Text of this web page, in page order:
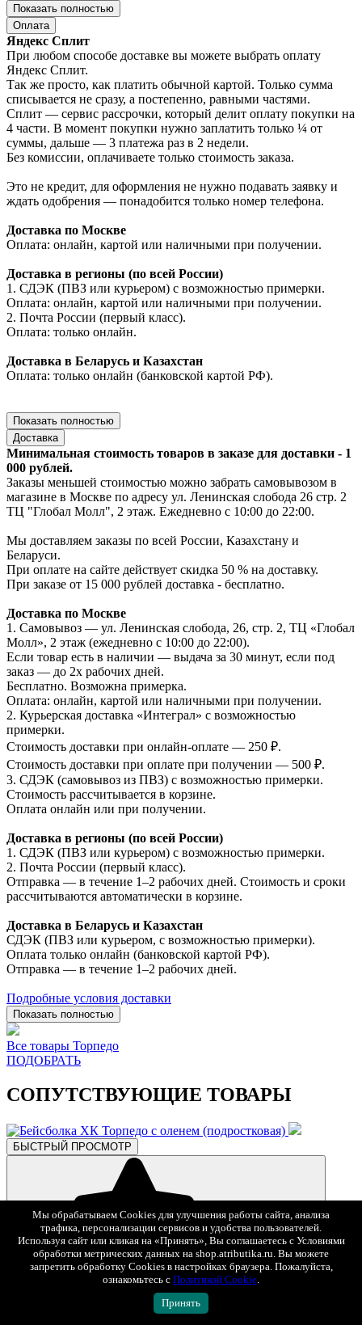
Показать полностью
Оплата
Яндекс Сплит
При любом способе доставке вы можете выбрать оплату
Яндекс Сплит.
Так же просто, как платить обычной картой. Только сумма
списывается не сразу, а постепенно, равными частями.
Сплит — сервис рассрочки, который делит оплату покупки на
4 части. В момент покупки нужно заплатить только ¼ от
суммы, дальше — 3 платежа раз в 2 недели.
Без комиссии, оплачиваете только стоимость заказа.
Это не кредит, для оформления не нужно подавать заявку и
ждать одобрения — понадобится только номер телефона.
Доставка по Москве
Оплата: онлайн, картой или наличными при получении.
Доставка в регионы (по всей России)
1. СДЭК (ПВЗ или курьером) с возможностью примерки.
Оплата: онлайн, картой или наличными при получении.
2. Почта России (первый класс).
Оплата: только онлайн.
Доставка в Беларусь и Казахстан
Оплата: только онлайн (банковской картой РФ).
Показать полностью
Доставка
Минимальная стоимость товаров в заказе для доставки - 1
000 рублей.
Заказы меньшей стоимостью можно забрать самовывозом в
магазине в Москве по адресу ул. Ленинская слобода 26 стр. 2
ТЦ "Глобал Молл", 2 этаж. Ежедневно с 10:00 до 22:00.
Мы доставляем заказы по всей России, Казахстану и
Беларуси.
При оплате на сайте действует скидка 50 % на доставку.
При заказе от 15 000 рублей доставка - бесплатно.
Доставка по Москве
1. Самовывоз — ул. Ленинская слобода, 26, стр. 2, ТЦ «Глобал
Молл», 2 этаж (ежедневно с 10:00 до 22:00).
Если товар есть в наличии — выдача за 30 минут, если под
заказ — до 2х рабочих дней.
Бесплатно. Возможна примерка.
Оплата: онлайн, картой или наличными при получении.
2. Курьерская доставка «Интеграл» с возможностью
примерки.
Стоимость доставки при онлайн-оплате — 250 ₽.
Стоимость доставки при оплате при получении — 500 ₽.
3. СДЭК (самовывоз из ПВЗ) с возможностью примерки.
Стоимость рассчитывается в корзине.
Оплата онлайн или при получении.
Доставка в регионы (по всей России)
1. СДЭК (ПВЗ или курьером) с возможностью примерки.
2. Почта России (первый класс).
Отправка — в течение 1–2 рабочих дней. Стоимость и сроки
рассчитываются автоматически в корзине.
Доставка в Беларусь и Казахстан
СДЭК (ПВЗ или курьером, с возможностью примерки).
Оплата только онлайн (банковской картой РФ).
Отправка — в течение 1–2 рабочих дней.
Подробные условия доставки
Показать полностью
Все товары Торпедо
ПОДОБРАТЬ
СОПУТСТВУЮЩИЕ ТОВАРЫ
БЫСТРЫЙ ПРОСМОТР
В избранное
Мы обрабатываем Cookies для улучшения работы сайта, анализа
трафика, персонализации сервисов и удобства пользователей.
Используя сайт или кликая на «Принять», Вы соглашаетесь с Условиями
обработки метрических данных на shop.atributika.ru. Вы можете
запретить обработку Cookies в настройках браузера. Пожалуйста,
ознакомьтесь с Политикой Cookie.
Принять